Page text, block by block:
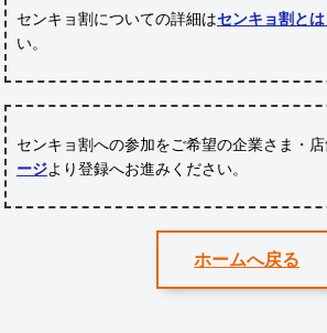
センキョ割についての詳細はセンキョ割とは
い。
センキョ割への参加をご希望の企業さま・
ージより登録へお進みください。
ホームへ戻る